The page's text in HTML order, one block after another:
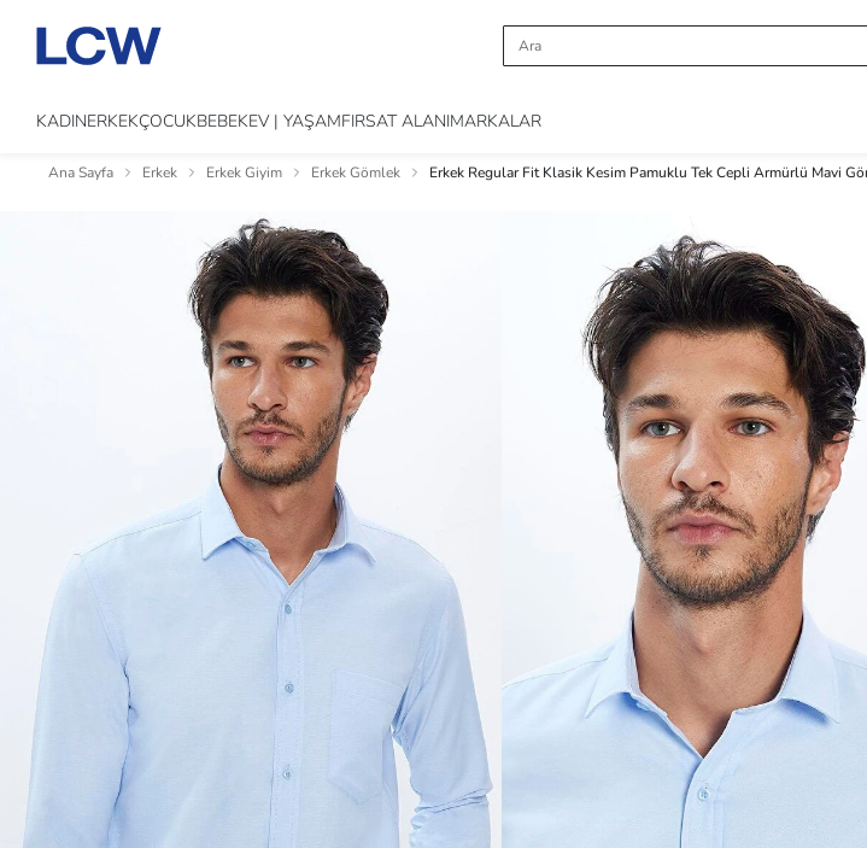
KADINERKEKÇOCUKBEBEKEV | YAŞAMFIRSAT ALANIMARKALAR
Ana Sayfa Erkek Erkek Giyim Erkek Gömlek Erkek Regular Fit Klasik Kesim Pamuklu Tek Cepli Armürlü Mavi